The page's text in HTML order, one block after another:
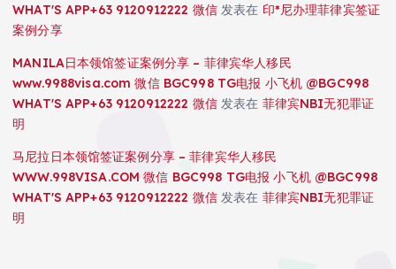
WHAT'S APP+63 9120912222 微信发表在 印*尼办理菲律宾签证
案例分享
MANILA日本领馆签证案例分享 – 菲律宾华人移民
www.9988visa.com 微信 BGC998 TG电报 小飞机 @BGC998
WHAT'S APP+63 9120912222 微信发表在 菲律宾NBI无犯罪证
明
马尼拉日本领馆签证案例分享 – 菲律宾华人移民
WWW.998VISA.COM 微信 BGC998 TG电报 小飞机 @BGC998
WHAT'S APP+63 9120912222 微信发表在 菲律宾NBI无犯罪证
明